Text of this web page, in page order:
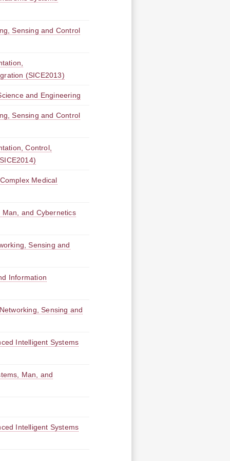
Sensing and Control
(SICE2013)
and Engineering
Sensing and Control
Control,
Medical
Man, and Cybernetics
Sensing and
Information
Sensing and
Intelligent Systems
Man, and
Intelligent Systems